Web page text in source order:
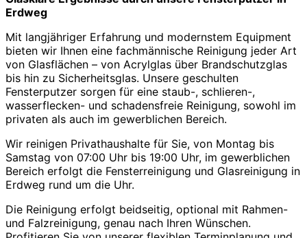
Erdweg
Mit langjähriger Erfahrung und modernstem Equipment
bieten wir Ihnen eine fachmännische Reinigung jeder Art
von Glasflächen – von Acrylglas über Brandschutzglas
bis hin zu Sicherheitsglas. Unsere geschulten
Fensterputzer sorgen für eine staub-, schlieren-,
wasserflecken- und schadensfreie Reinigung, sowohl im
privaten als auch im gewerblichen Bereich.
Wir reinigen Privathaushalte für Sie, von Montag bis
Samstag von 07:00 Uhr bis 19:00 Uhr, im gewerblichen
Bereich erfolgt die Fensterreinigung und Glasreinigung in
Erdweg rund um die Uhr.
Die Reinigung erfolgt beidseitig, optional mit Rahmen-
und Falzreinigung, genau nach Ihren Wünschen.